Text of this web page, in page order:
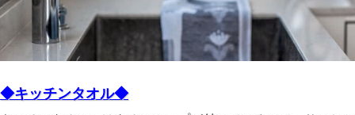
◆キッチンタオル◆